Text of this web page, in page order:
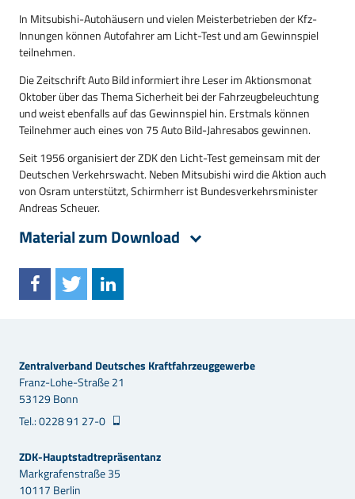
In Mitsubishi-Autohäusern und vielen Meisterbetrieben der Kfz-
Innungen können Autofahrer am Licht-Test und am Gewinnspiel
teilnehmen.
Die Zeitschrift Auto Bild informiert ihre Leser im Aktionsmonat
Oktober über das Thema Sicherheit bei der Fahrzeugbeleuchtung
und weist ebenfalls auf das Gewinnspiel hin. Erstmals können
Teilnehmer auch eines von 75 Auto Bild-Jahresabos gewinnen.
Seit 1956 organisiert der ZDK den Licht-Test gemeinsam mit der
Deutschen Verkehrswacht. Neben Mitsubishi wird die Aktion auch
von Osram unterstützt, Schirmherr ist Bundesverkehrsminister
Andreas Scheuer.
Material zum Download
Zentralverband Deutsches Kraftfahrzeuggewerbe
Franz-Lohe-Straße 21
53129 Bonn
Tel.: 0228 91 27-0
ZDK-Hauptstadtrepräsentanz
Markgrafenstraße 35
10117 Berlin